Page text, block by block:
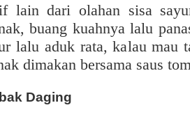
lain dari olahan sisa
buang kuahnya lalu
lalu aduk rata, kalau mau
dimakan bersama saus
Daging